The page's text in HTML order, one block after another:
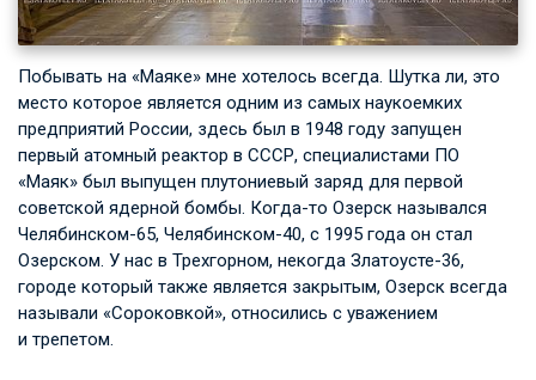
Побывать на «Маяке» мне хотелось всегда. Шутка ли, это
место которое является одним из самых наукоемких
предприятий России, здесь был в 1948 году запущен
первый атомный реактор в СССР, специалистами ПО
«Маяк» был выпущен плутониевый заряд для первой
советской ядерной бомбы. Когда-то Озерск назывался
Челябинском-65, Челябинском-40, с 1995 года он стал
Озерском. У нас в Трехгорном, некогда Златоусте-36,
городе который также является закрытым, Озерск всегда
называли «Сороковкой», относились с уважением
и трепетом.